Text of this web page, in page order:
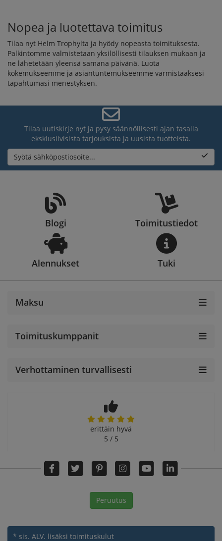
Nopea ja luotettava toimitus
Tilaa nyt Helm Trophylta ja hyödy nopeasta toimituksesta.
Palkintomme valmistetaan yksilöllisesti tilauksen mukaan ja
ne lähetetään yleensä samana päivänä. Luota
kokemukseemme ja asiantuntemukseemme varmistaaksesi
tapahtumasi menestyksen.
Tilaa uutiskirje nyt ja pysy säännöllisesti ajan tasalla
eksklusiivisista tarjouksista ja uusista tuotteista.
Syötä sähköpostiosoite...
Blogi Toimitustiedot
Alennukset Tuki
Maksu
Toimituskumppanit
Verhottaminen turvallisesti
erittäin hyvä
5 / 5
Peruutus
* sis. ALV. lisäksi toimituskulut